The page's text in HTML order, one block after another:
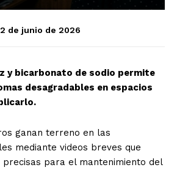
2 de junio de 2026
y bicarbonato de sodio permite
desagradables en espacios
ganan terreno en las
mediante videos breves que
precisas para el mantenimiento del